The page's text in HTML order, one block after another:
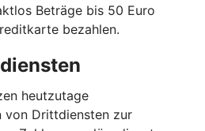
Beträge bis 50 Euro
bezahlen.
heutzutage
von Drittdiensten zur